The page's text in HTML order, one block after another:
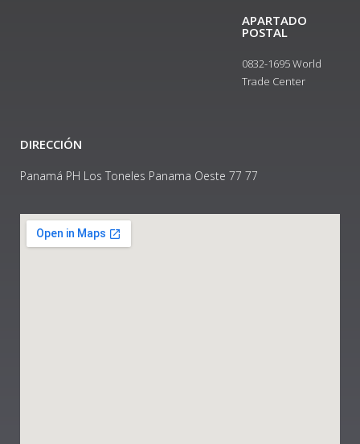
APARTADO
POSTAL
0832-1695 World
Trade Center
DIRECCIÓN
Panamá PH Los Toneles Panama Oeste 77 77